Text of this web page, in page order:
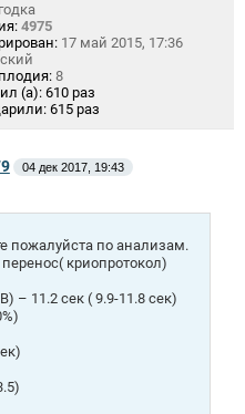
4975
17 май 2015, 17:36
8
(а): 610 раз
615 раз
04 дек 2017, 19:43
пожалуйста по анализам.
криопротокол)
– 11.2 сек ( 9.9-11.8 сек)